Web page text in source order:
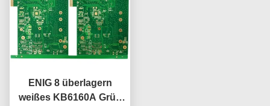
ENIG 8 überlagern
weißes KB6160A Grün